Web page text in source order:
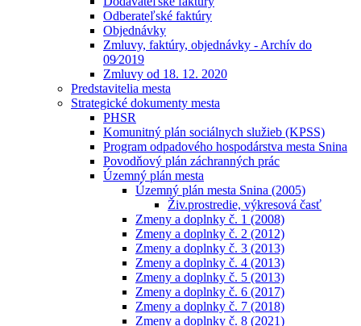
Odberateľské faktúry
Objednávky
Zmluvy, faktúry, objednávky - Archív do
09⁄2019
Zmluvy od 18. 12. 2020
Predstavitelia mesta
Strategické dokumenty mesta
PHSR
Komunitný plán sociálnych služieb (KPSS)
Program odpadového hospodárstva mesta Snina
Povodňový plán záchranných prác
Územný plán mesta
Územný plán mesta Snina (2005)
Živ.prostredie, výkresová časť
Zmeny a doplnky č. 1 (2008)
Zmeny a doplnky č. 2 (2012)
Zmeny a doplnky č. 3 (2013)
Zmeny a doplnky č. 4 (2013)
Zmeny a doplnky č. 5 (2013)
Zmeny a doplnky č. 6 (2017)
Zmeny a doplnky č. 7 (2018)
Zmeny a doplnky č. 8 (2021)